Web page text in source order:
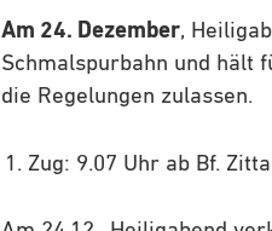
Am 24. Dezember,
Schmalspurbahn und hält
die Regelungen zulassen.
Zug: 9.07 Uhr ab Bf.